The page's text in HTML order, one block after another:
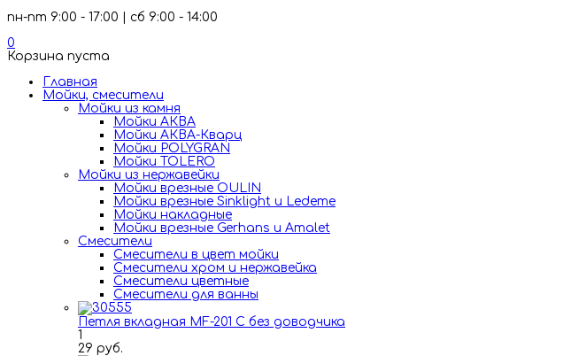
пн-пт 9:00 - 17:00 | сб 9:00 - 14:00
0
Корзина пуста
Главная
Мойки, смесители
Mойки из камня
Мойки АКВА
Мойки АКВА-Кварц
Мойки POLYGRAN
Мойки TOLERO
Мойки из нержавейки
Мойки врезные OULIN
Мойки врезные Sinklight и Ledeme
Мойки накладные
Мойки врезные Gerhans и Amalet
Смесители
Смесители в цвет мойки
Смесители хром и нержавейка
Смесители цветные
Смесители для ванны
Петля вкладная MF-201 C без доводчика
1
29 руб.